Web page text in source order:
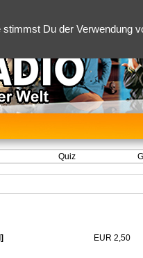
Du der Verwendung
Quiz
EUR 2,50